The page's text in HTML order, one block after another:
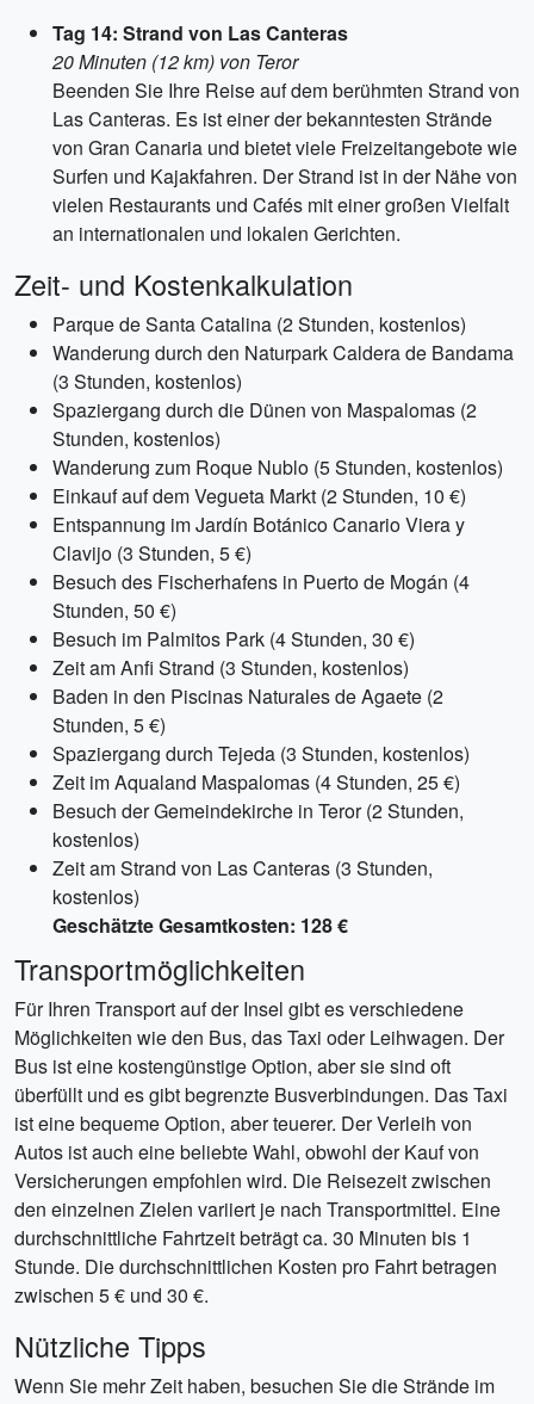
Tag 14: Strand von Las Canteras
20 Minuten (12 km) von Teror
Beenden Sie Ihre Reise auf dem berühmten Strand von
Las Canteras. Es ist einer der bekanntesten Strände
von Gran Canaria und bietet viele Freizeitangebote wie
Surfen und Kajakfahren. Der Strand ist in der Nähe von
vielen Restaurants und Cafés mit einer großen Vielfalt
an internationalen und lokalen Gerichten.
Zeit- und Kostenkalkulation
Parque de Santa Catalina (2 Stunden, kostenlos)
Wanderung durch den Naturpark Caldera de Bandama
(3 Stunden, kostenlos)
Spaziergang durch die Dünen von Maspalomas (2
Stunden, kostenlos)
Wanderung zum Roque Nublo (5 Stunden, kostenlos)
Einkauf auf dem Vegueta Markt (2 Stunden, 10 €)
Entspannung im Jardín Botánico Canario Viera y
Clavijo (3 Stunden, 5 €)
Besuch des Fischerhafens in Puerto de Mogán (4
Stunden, 50 €)
Besuch im Palmitos Park (4 Stunden, 30 €)
Zeit am Anfi Strand (3 Stunden, kostenlos)
Baden in den Piscinas Naturales de Agaete (2
Stunden, 5 €)
Spaziergang durch Tejeda (3 Stunden, kostenlos)
Zeit im Aqualand Maspalomas (4 Stunden, 25 €)
Besuch der Gemeindekirche in Teror (2 Stunden,
kostenlos)
Zeit am Strand von Las Canteras (3 Stunden,
kostenlos)
Geschätzte Gesamtkosten: 128 €
Transportmöglichkeiten
Für Ihren Transport auf der Insel gibt es verschiedene
Möglichkeiten wie den Bus, das Taxi oder Leihwagen. Der
Bus ist eine kostengünstige Option, aber sie sind oft
überfüllt und es gibt begrenzte Busverbindungen. Das Taxi
ist eine bequeme Option, aber teuerer. Der Verleih von
Autos ist auch eine beliebte Wahl, obwohl der Kauf von
Versicherungen empfohlen wird. Die Reisezeit zwischen
den einzelnen Zielen variiert je nach Transportmittel. Eine
durchschnittliche Fahrtzeit beträgt ca. 30 Minuten bis 1
Stunde. Die durchschnittlichen Kosten pro Fahrt betragen
zwischen 5 € und 30 €.
Nützliche Tipps
Wenn Sie mehr Zeit haben, besuchen Sie die Strände im